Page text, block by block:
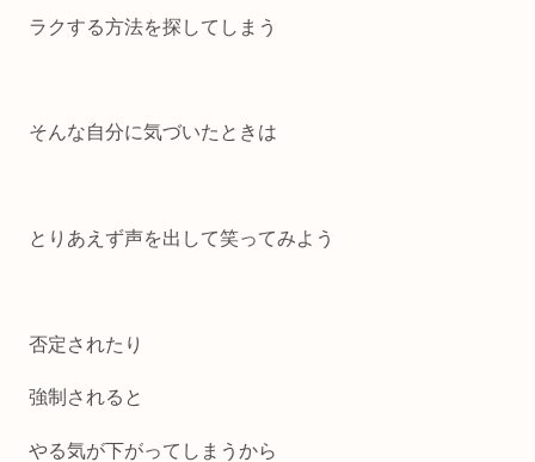
ラクする方法を探してしまう
そんな自分に気づいたときは
とりあえず声を出して笑ってみよう
否定されたり
強制されると
やる気が下がってしまうから